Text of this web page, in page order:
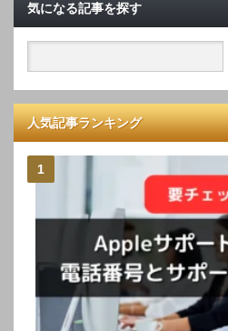
気になる記事を探す
人気記事ランキング